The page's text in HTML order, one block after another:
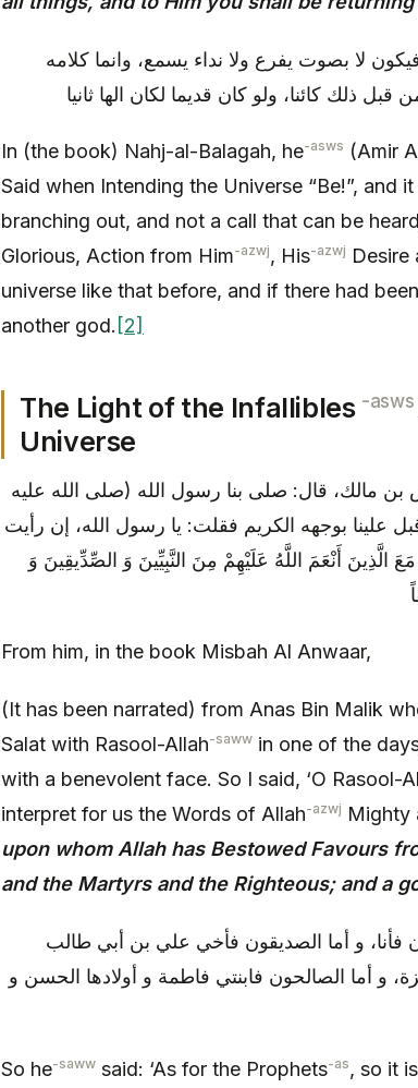
لا بصوت يفرع ولا نداء يسمع، وانما كلامه
In (the book) Nahj-al-Balagah, he-asws (Amir
Said when Intending the Universe “Be!”, and
branching out, and not a call that can be
Glorious, Action from Him-azwj, His-azwj Desire
universe like that before, and if there had
another god. [2]
The Light of the Infallibles -asws
Universe
مالك، قال: صلى بنا رسول الله (صلى الله عليه
علينا بوجهه الكريم فقلت: يا رسول الله، إن رأيت
الَّذِينَ أَنْعَمَ اللَّهُ عَلَيْهِمْ مِنَ النَّبِيِّينَ وَ الصِّدِّيقِينَ وَ
From him, in the book Misbah Al Anwaar,
(It has been narrated) from Anas Bin Malik
Salat with Rasool-Allah-saww in one of the
with a benevolent face. So I said, ‘O Rasool-
interpret for us the Words of Allah-azwj Mighty
upon whom Allah has Bestowed Favours
and the Martyrs and the Righteous; and a
فأنا، و أما الصديقون فأخي علي بن أبي طالب
و أما الصالحون فابنتي فاطمة و أولادها الحسن و
So he-saww said: ‘As for the Prophets-as, so it